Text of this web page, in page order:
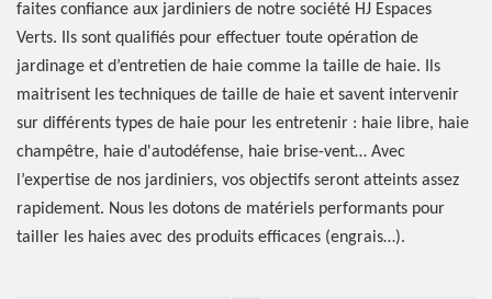
faites confiance aux jardiniers de notre société HJ Espaces
Verts. Ils sont qualifiés pour effectuer toute opération de
jardinage et d’entretien de haie comme la taille de haie. Ils
maitrisent les techniques de taille de haie et savent intervenir
sur différents types de haie pour les entretenir : haie libre, haie
champêtre, haie d'autodéfense, haie brise-vent… Avec
l’expertise de nos jardiniers, vos objectifs seront atteints assez
rapidement. Nous les dotons de matériels performants pour
tailler les haies avec des produits efficaces (engrais…).